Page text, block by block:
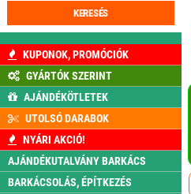
KUPONOK, PROMÓCIÓK
GYÁRTÓK SZERINT
AJÁNDÉKÖTLETEK
UTOLSÓ DARABOK
NYÁRI AKCIÓ!
AJÁNDÉKUTALVÁNY BARKÁCS
BARKÁCSOLÁS, ÉPÍTKEZÉS